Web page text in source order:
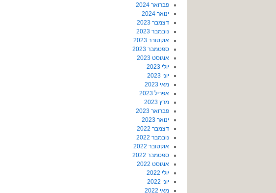
פברואר 2024
ינואר 2024
דצמבר 2023
נובמבר 2023
אוקטובר 2023
ספטמבר 2023
אוגוסט 2023
יולי 2023
יוני 2023
מאי 2023
אפריל 2023
מרץ 2023
פברואר 2023
ינואר 2023
דצמבר 2022
נובמבר 2022
אוקטובר 2022
ספטמבר 2022
אוגוסט 2022
יולי 2022
יוני 2022
מאי 2022